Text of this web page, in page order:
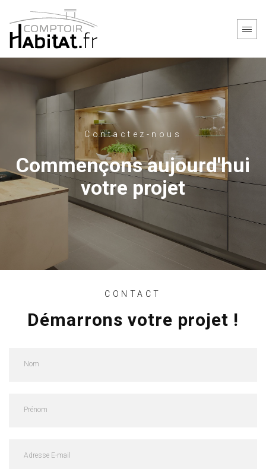
Contactez-nous
Commençons aujourd'hui
votre projet
CONTACT
Démarrons votre projet !